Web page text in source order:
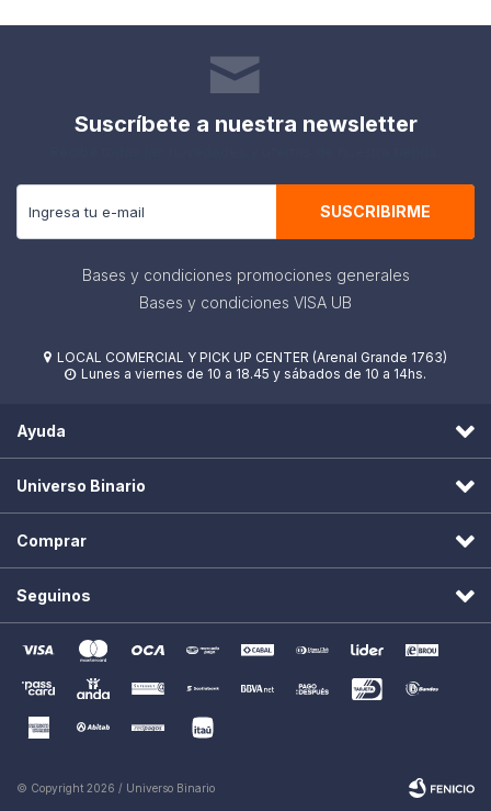
Suscríbete a nuestra newsletter
SUSCRIBIRME
Bases y condiciones promociones generales
Bases y condiciones VISA UB
 LOCAL COMERCIAL Y PICK UP CENTER (Arenal Grande 1763)
 Lunes a viernes de 10 a 18.45 y sábados de 10 a 14hs.
Ayuda
Universo Binario
Comprar
Seguinos
© Copyright 2026 / Universo Binario